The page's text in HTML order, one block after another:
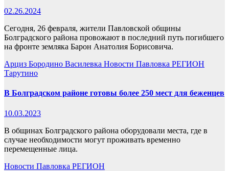
02.26.2024
Сегодня, 26 февраля, жители Павловской общины
Болградского района провожают в последний путь погибшего
на фронте земляка Барон Анатолия Борисовича.
Арциз Бородино Василевка Новости Павловка РЕГИОН
Тарутино
В Болградском районе готовы более 250 мест для беженцев
10.03.2023
В общинах Болградского района оборудовали места, где в
случае необходимости могут проживать временно
перемещенные лица.
Новости Павловка РЕГИОН